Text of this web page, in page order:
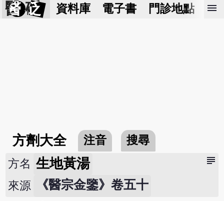
醫 砭 資料庫 電子書 門診地點 預
menu
方劑大全 注音 搜尋
subject
方名 生地黃湯
來源 《醫宗金鑒》卷五十